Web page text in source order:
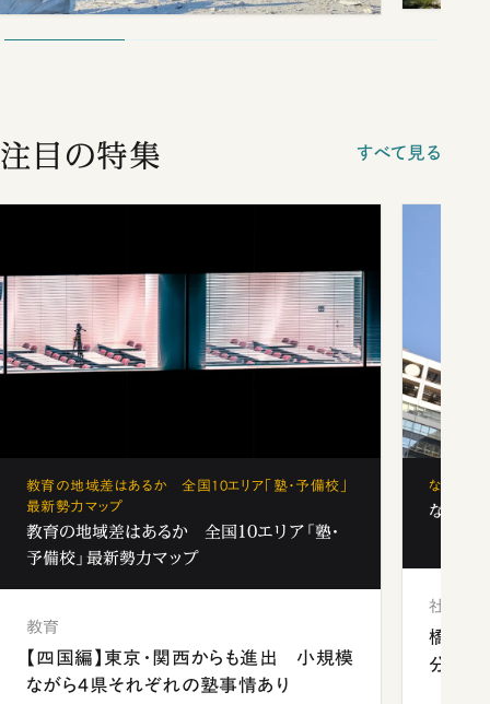
注目の特集 すべて見る
教育の地域差はあるか 全国10エリア「塾・予備校」
最新勢力マップ
教育の地域差はあるか 全国10エリア「塾・
予備校」最新勢力マップ
教育
【四国編】東京・関西からも進出 小規模
ながら4県それぞれの塾事情あり
なぜ「フ
なぜ「
社会
橋本愛
分 佐